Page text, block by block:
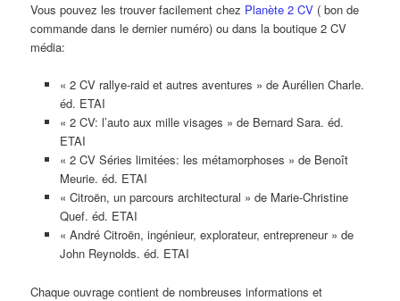
Vous pouvez les trouver facilement chez Planète 2 CV ( bon de
commande dans le dernier numéro) ou dans la boutique 2 CV
média:
« 2 CV rallye-raid et autres aventures » de Aurélien Charle.
éd. ETAI
« 2 CV: l’auto aux mille visages » de Bernard Sara. éd.
ETAI
« 2 CV Séries limitées: les métamorphoses » de Benoît
Meurie. éd. ETAI
« Citroën, un parcours architectural » de Marie-Christine
Quef. éd. ETAI
« André Citroën, ingénieur, explorateur, entrepreneur » de
John Reynolds. éd. ETAI
Chaque ouvrage contient de nombreuses informations et